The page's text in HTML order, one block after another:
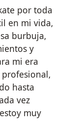
por toda
en mi vida,
burbuja,
y
mi era
hasta
vez
muy